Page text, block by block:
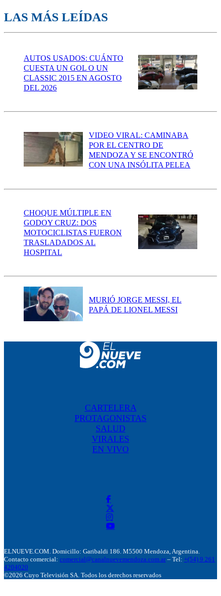
LAS MÁS LEÍDAS
AUTOS USADOS: CUÁNTO
CUESTA UN GOL O UN
CLASSIC 2015 EN AGOSTO
DEL 2026
VIDEO VIRAL: CAMINABA
POR EL CENTRO DE
MENDOZA Y SE ENCONTRÓ
CON UNA INSÓLITA PELEA
CHOQUE MÚLTIPLE EN
GODOY CRUZ: DOS
MOTOCICLISTAS FUERON
TRASLADADOS AL
HOSPITAL
MURIÓ JORGE MESSI, EL
PAPÁ DE LIONEL MESSI
CARTELERA
PROTAGONISTAS
SALUD
VIRALES
EN VIVO
ELNUEVE.COM. Domicillo: Garibaldi 186. M5500 Mendoza, Argentina.
Contacto comercial: comercial@canalnuevemendoza.com.ar – Tel: +(54) 9 261
4204020
©2026 Cuyo Televisión SA. Todos los derechos reservados